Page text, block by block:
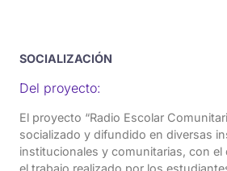
SOCIALIZACIÓN
Del proyecto:
El proyecto “Radio Escolar
socializado y difundido en diversas
institucionales y comunitarias, con el
el trabajo realizado por los